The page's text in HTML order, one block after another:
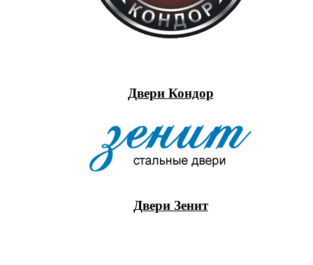
Двери Кондор
Двери Зенит